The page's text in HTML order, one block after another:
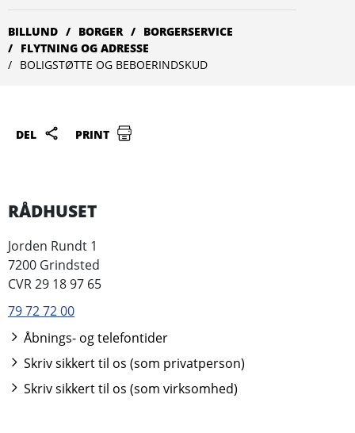
BILLUND BORGER
BORGERSERVICE
FLYTNING OG ADRESSE
BOLIGSTØTTE OG BEBOERINDSKUD
DEL PRINT
RÅDHUSET
Jorden Rundt 1
7200 Grindsted
CVR 29 18 97 65
79 72 72 00
Åbnings- og telefontider
Skriv sikkert til os (som privatperson)
Skriv sikkert til os (som virksomhed)